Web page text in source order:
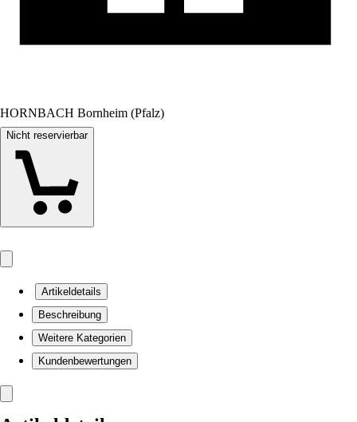
HORNBACH Bornheim (Pfalz)
Nicht reservierbar
Artikeldetails
Beschreibung
Weitere Kategorien
Kundenbewertungen